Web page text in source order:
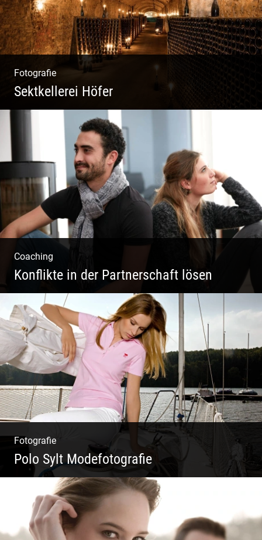
Fotografie
Sektkellerei Höfer
Sekt Perlen | Tiefe Keller | Coole Kerle |
Idyllische Weinberge
Coaching
Konflikte in der Partnerschaft lösen
Paar Coaching – Der Weg in die Leichtigkeit
und Harmonie
Fotografie
Polo Sylt Modefotografie
Polo Sylt Modefotografie